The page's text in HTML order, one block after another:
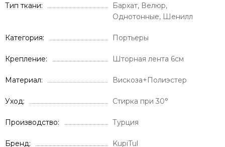
Тип ткани
Бархат, Велюр,
Однотонные, Шенилл
Категория Портьеры
Крепление Шторная лента 6см
Материал Вискоза+Полиэстер
Уход Стирка при 30°
Производство Турция
Бренд KupiTul